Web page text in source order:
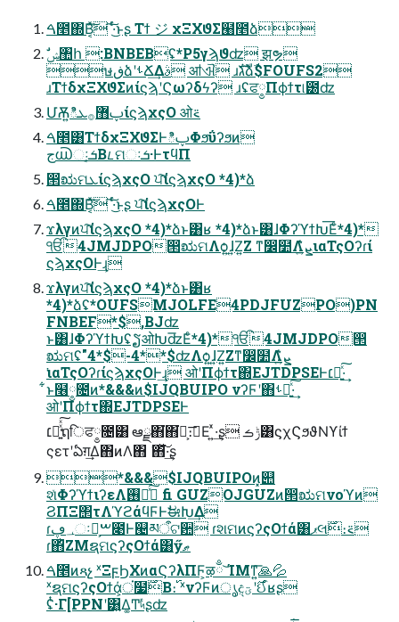
ࠓ೥΍Β͔ͯ͠ ͠·ͬͨ͜ͱʂ Τϯ ジ χΞΧϑΣ๨೥ձ
ษڧձʹࢀՃ͢Δࣄ ॴଐ ɹגࣜձࣾ$FOUFS2
ɹΤϯδχΞΧϑΣͷίϛϡʹϚωʔδϟʔ ɹʢਫ༵Πϕϯτ୲౰ʣ
ՄѪ͍ిࢠ޻࡞ܥίϛϡχςΟ ओ࠵
ࠓ೥͸ΤϯδχΞΧϑΣͰిࢠΦϧΰʔϧͷ
ج൘ઃܭ͔Βᝑମઃܭ·ͰτϥΠ
൒ಋମܥίϛϡχςΟ ਪ͠ίϛϡχςΟ *4)*ձ
ࠓ೥΍Β͔ͯ͠ ͠·ͬͨ͜ͱʂ ਪ͠ίϛϡχςΟͰ
ϫλγͷਪ͠ίϛϡχςΟ *4)*ձͱ͸ʁ *4)*ձͱ͸ɺΦʔϓϯԽ͞Εͨ*4)*
ੴ4JMJDPO൒ಋମΛѻ͍ɺ͍Ζ͍Ζ ͳ෼໺Λܨ͍͛ͯ͘ιαΤςΟʔɾί
ϛϡχςΟͰ͢ɻ
ϫλγͷਪ͠ίϛϡχςΟ *4)*ձͱ͸ʁ
*4)*ձʢ*OUFSMJOLFE4PDJFUZPO)PN
FNBEF*$,BJʣ
ͱ͸ɺΦʔϓϯԽʢຽओԽʣ͞Εͨ*4)*ੴ4JMJDPO൒
ಋମʢ"4*$-4**$ʣΛѻ͍ɺ͍Ζ͍Ζͳ෼໺Λܨ͍͛ͯ
͘ιαΤςΟʔɾίϛϡχςΟͰ͢ɻ ओʹΠϕϯτ΍EJTDPSEͰ׆ಈ͍ͯ͠·͢
͋ͱ໦༵೔ͷ*&&&ͷ$IJQBUIPO νʔϜʹ΋ࢀՃ͍ͯ͠·͢
ओʹΠϕϯτ΍EJTDPSEͰ
׆ಈ͍ͯͯ͠ຖिਫ༵೔͸ ఆྫ΋͘΋͘ձ͕։࠵͞Ε ͍ͯ·͢ʂ ݱࡏ͸ϛχϚϧϑΝϒίϯ
ςετʹఏग़͢Δ΋ͷΛ΋ ͘΋ͯ͘͠·͢ʂ
*&&&$IJQBUIPOͷ͓୊
શͯΦʔϓϯιʔεΛ࢖༻ͯ͠ fi GUZOJGUZͷ൒ಋମνοϓͷ
ϨΠΞ΢τΛϓϩάϥϜͰࣗಈԽ͢Δ
ɾ؀ڥઃఆ͕ࠔ೉Ͱ୤མऀଟ਺ ɾશମͷϛʔςΟϯά͸ޕલ࣌։࠵
ɾ΋ͪΖΜຊମϛʔςΟϯά͸ӳޠ
ࠓ೥ͷጻչ ˣΞϝϦΧͷαϚʔλΠϜ͕ऴྃ ͝ΊΜͳ͍͞🙏💦
ˣຊମϛʔςΟϯά͕ਂ໷͔࣌Β։࢝ ˣνʔϜͷൃද࣌ʹؾઈʁʂ
ʢͭ·Γ[PPNʹ͸͍Δ͚Ͳ৸ͯͨʂʣ